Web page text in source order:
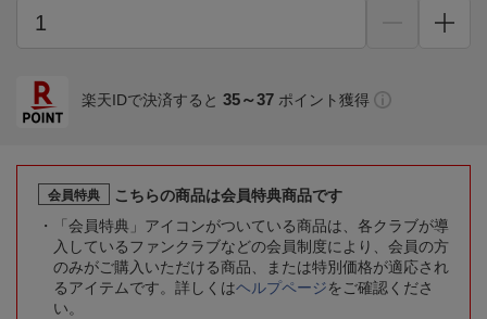
楽天IDで決済すると 35～37 ポイント獲得
会員特典
こちらの商品は会員特典商品です
「会員特典」アイコンがついている商品は、各クラブが導
入しているファンクラブなどの会員制度により、会員の方
のみがご購入いただける商品、または特別価格が適応され
るアイテムです。詳しくはヘルプページをご確認くださ
い。